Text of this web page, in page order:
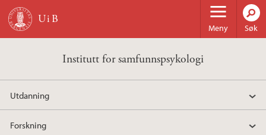
Hopp til hovedinnhold
Meny Søk
Institutt for samfunnspsykologi
Utdanning
Forskning